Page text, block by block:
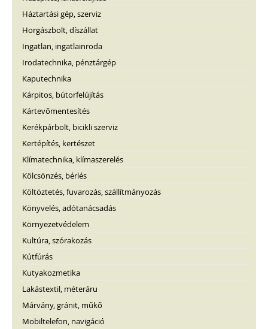
Háztartási gép, szerviz
Horgászbolt, díszállat
Ingatlan, ingatlainroda
Irodatechnika, pénztárgép
Kaputechnika
Kárpitos, bútorfelújítás
Kártevőmentesítés
Kerékpárbolt, bicikli szerviz
Kertépítés, kertészet
Klímatechnika, klímaszerelés
Kölcsönzés, bérlés
Költöztetés, fuvarozás, szállítmányozás
Könyvelés, adótanácsadás
Környezetvédelem
Kultúra, szórakozás
Kútfúrás
Kutyakozmetika
Lakástextil, méteráru
Márvány, gránit, műkő
Mobiltelefon, navigáció